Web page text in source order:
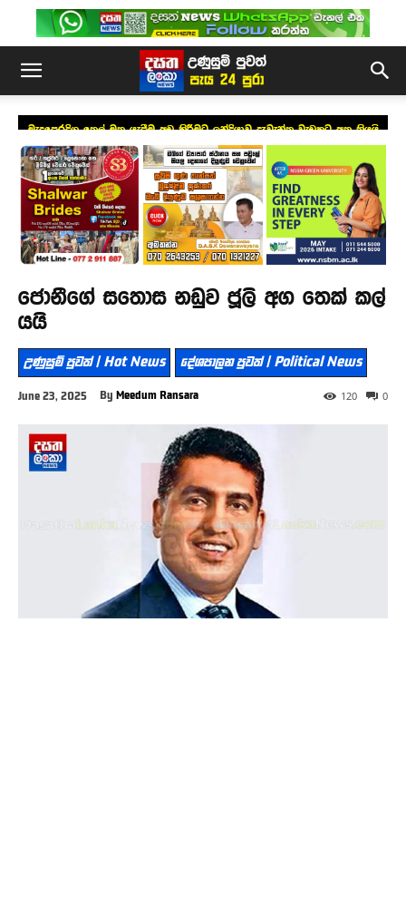
මැදපෙරදිග තෙල් මත යැපීම අඩු කිරීමට ඉන්දියාව දැවැන්ත වැඩකට අත තියයි
ජොනීගේ සතොස නඩුව ජූලි අග තෙක් කල්
යයි
උණුසුම් පුවත් | Hot News දේශපාලන පුවත් | Political News
June 23, 2025 By Meedum Ransara 0
120